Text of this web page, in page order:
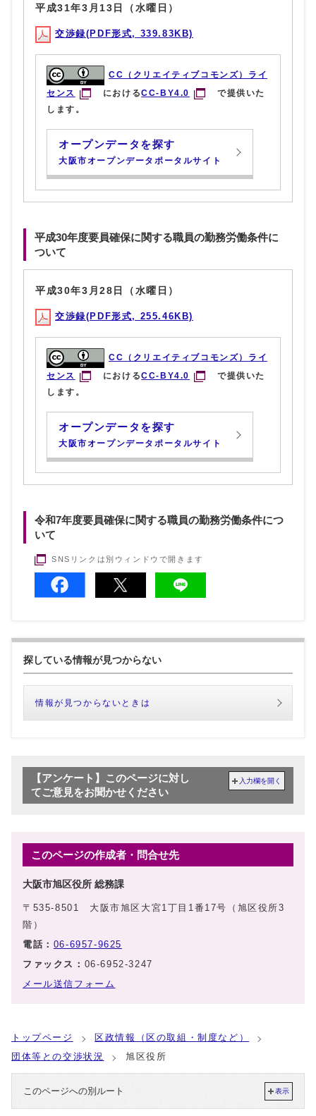
平成31年3月13日（水曜日）
交渉録(PDF形式, 339.83KB)
CC（クリエイティブコモンズ）ライ
センス
におけるCC-BY4.0
で提供いた
します。
オープンデータを探す
大阪市オープンデータポータルサイト
平成30年度要員確保に関する職員の勤務労働条件に
ついて
平成30年3月28日（水曜日）
交渉録(PDF形式, 255.46KB)
CC（クリエイティブコモンズ）ライ
センス
におけるCC-BY4.0
で提供いた
します。
オープンデータを探す
大阪市オープンデータポータルサイト
令和7年度要員確保に関する職員の勤務労働条件につ
いて
SNSリンクは別ウィンドウで開きます
探している情報が見つからない
情報が見つからないときは
【アンケート】このページに対し
てご意見をお聞かせください
入力欄を開く
このページの作成者・問合せ先
大阪市旭区役所 総務課
〒535-8501 大阪市旭区大宮1丁目1番17号（旭区役所3
階）
電話： 06-6957-9625
ファックス： 06-6952-3247
メール送信フォーム
トップページ
区政情報（区の取組・制度など）
団体等との交渉状況
旭区役所
このページへの別ルート 表示